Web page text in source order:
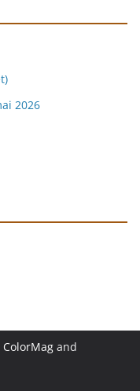
2026
ColorMag and